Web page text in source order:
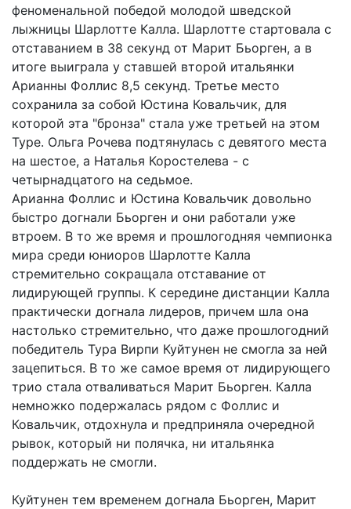
феноменальной победой молодой шведской
лыжницы Шарлотте Калла. Шарлотте стартовала с
отставанием в 38 секунд от Марит Бьорген, а в
итоге выиграла у ставшей второй итальянки
Арианны Фоллис 8,5 секунд. Третье место
сохранила за собой Юстина Ковальчик, для
которой эта "бронза" стала уже третьей на этом
Туре. Ольга Рочева подтянулась с девятого места
на шестое, а Наталья Коростелева - с
четырнадцатого на седьмое.
Арианна Фоллис и Юстина Ковальчик довольно
быстро догнали Бьорген и они работали уже
втроем. В то же время и прошлогодняя чемпионка
мира среди юниоров Шарлотте Калла
стремительно сокращала отставание от
лидирующей группы. К середине дистанции Калла
практически догнала лидеров, причем шла она
настолько стремительно, что даже прошлогодний
победитель Тура Вирпи Куйтунен не смогла за ней
зацепиться. В то же самое время от лидирующего
трио стала отваливаться Марит Бьорген. Калла
немножко подержалась рядом с Фоллис и
Ковальчик, отдохнула и предприняла очередной
рывок, который ни полячка, ни итальянка
поддержать не смогли.
Куйтунен тем временем догнала Бьорген, Марит